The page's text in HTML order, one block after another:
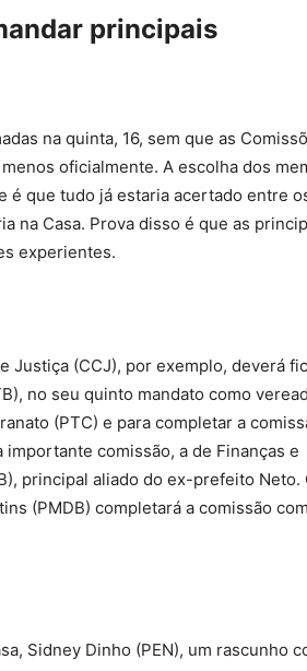
principais
na quinta, 16, sem que as
oficialmente. A escolha dos
é que tudo já estaria acertado entre
na Casa. Prova disso é que as
experientes.
Justiça (CCJ), por exemplo, deverá
no seu quinto mandato como
(PTC) e para completar a
comissão, a de Finanças e
principal aliado do ex-prefeito Neto.
(PMDB) completará a comissão
Sidney Dinho (PEN), um rascunho